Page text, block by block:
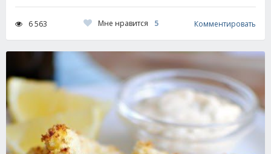
6 563 Мне нравится 5 Комментировать